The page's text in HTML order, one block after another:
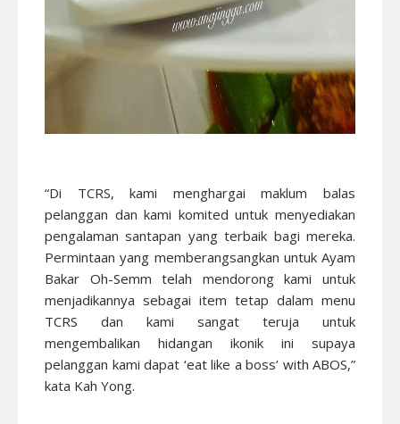
“Di TCRS, kami menghargai maklum balas
pelanggan dan kami komited untuk menyediakan
pengalaman santapan yang terbaik bagi mereka.
Permintaan yang memberangsangkan untuk Ayam
Bakar Oh-Semm telah mendorong kami untuk
menjadikannya sebagai item tetap dalam menu
TCRS dan kami sangat teruja untuk
mengembalikan hidangan ikonik ini supaya
pelanggan kami dapat ‘eat like a boss’ with ABOS,”
kata Kah Yong.